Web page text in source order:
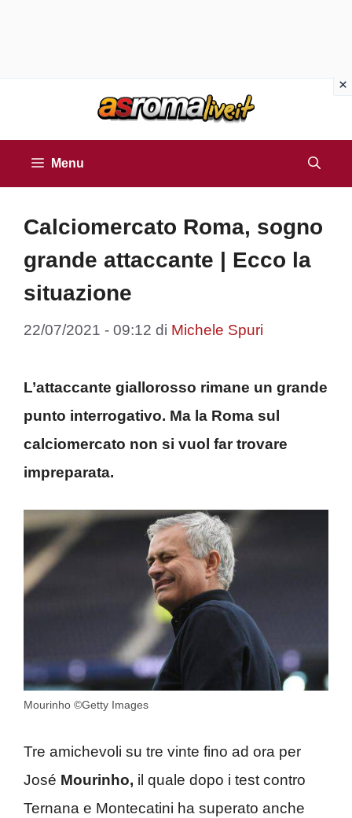
Menu
Calciomercato Roma, sogno
grande attaccante | Ecco la
situazione
22/07/2021 - 09:12 di Michele Spuri
L’attaccante giallorosso rimane un grande
punto interrogativo. Ma la Roma sul
calciomercato non si vuol far trovare
impreparata.
Mourinho ©Getty Images
Tre amichevoli su tre vinte fino ad ora per
José Mourinho, il quale dopo i test contro
Ternana e Montecatini ha superato anche